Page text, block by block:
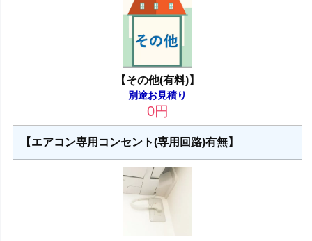
【その他(有料)】
別途お見積り
0円
【エアコン専用コンセント(専用回路)有無】